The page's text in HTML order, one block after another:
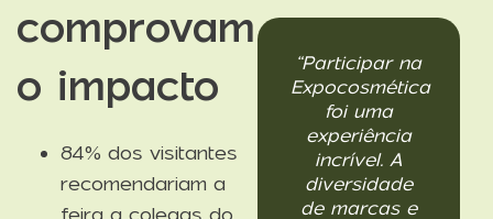
comprovam
o impacto
84% dos visitantes
recomendariam a
exposição
Portugal para
conhecer
novos
“Participar na
Expocosmética
foi uma
experiência
incrível. A
diversidade
de marcas e